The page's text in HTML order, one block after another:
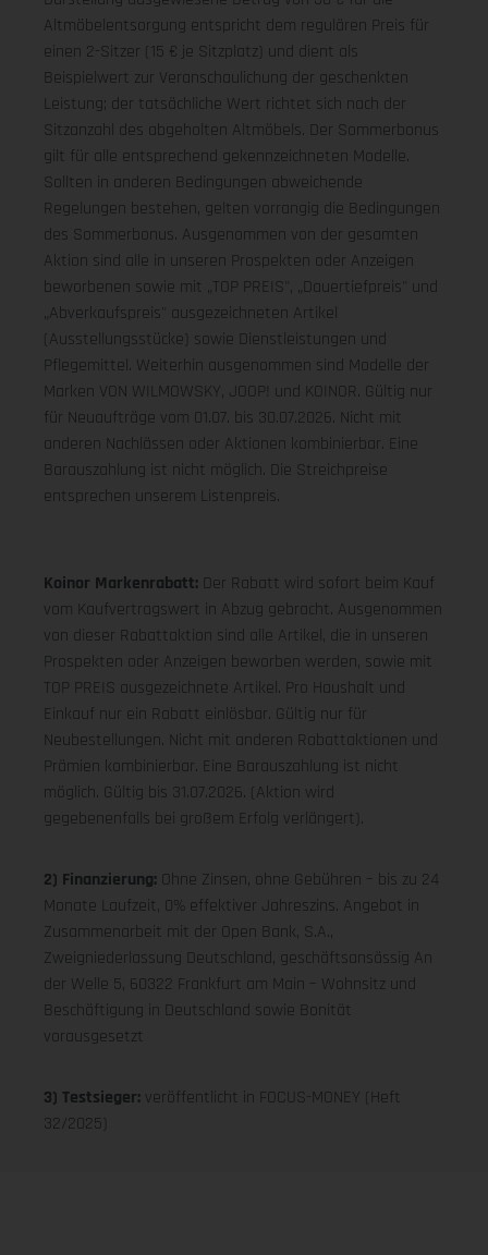
Altmöbelentsorgung entspricht dem regulären Preis für
einen 2-Sitzer (15 € je Sitzplatz) und dient als
Beispielwert zur Veranschaulichung der geschenkten
Leistung; der tatsächliche Wert richtet sich nach der
Sitzanzahl des abgeholten Altmöbels. Der Sommerbonus
gilt für alle entsprechend gekennzeichneten Modelle.
Sollten in anderen Bedingungen abweichende
Regelungen bestehen, gelten vorrangig die Bedingungen
des Sommerbonus. Ausgenommen von der gesamten
Aktion sind alle in unseren Prospekten oder Anzeigen
beworbenen sowie mit „TOP PREIS", „Dauertiefpreis" und
„Abverkaufspreis" ausgezeichneten Artikel
(Ausstellungsstücke) sowie Dienstleistungen und
Pflegemittel. Weiterhin ausgenommen sind Modelle der
Marken VON WILMOWSKY, JOOP! und KOINOR. Gültig nur
für Neuaufträge vom 01.07. bis 30.07.2026. Nicht mit
anderen Nachlässen oder Aktionen kombinierbar. Eine
Barauszahlung ist nicht möglich. Die Streichpreise
entsprechen unserem Listenpreis.
Koinor Markenrabatt: Der Rabatt wird sofort beim Kauf
vom Kaufvertragswert in Abzug gebracht. Ausgenommen
von dieser Rabattaktion sind alle Artikel, die in unseren
Prospekten oder Anzeigen beworben werden, sowie mit
TOP PREIS ausgezeichnete Artikel. Pro Haushalt und
Einkauf nur ein Rabatt einlösbar. Gültig nur für
Neubestellungen. Nicht mit anderen Rabattaktionen und
Prämien kombinierbar. Eine Barauszahlung ist nicht
möglich. Gültig bis 31.07.2026. (Aktion wird
gegebenenfalls bei großem Erfolg verlängert).
2) Finanzierung: Ohne Zinsen, ohne Gebühren – bis zu 24
Monate Laufzeit, 0% effektiver Jahreszins. Angebot in
Zusammenarbeit mit der Open Bank, S.A.,
Zweigniederlassung Deutschland, geschäftsansässig An
der Welle 5, 60322 Frankfurt am Main – Wohnsitz und
Beschäftigung in Deutschland sowie Bonität
vorausgesetzt
3) Testsieger: veröffentlicht in FOCUS-MONEY (Heft
32/2025)